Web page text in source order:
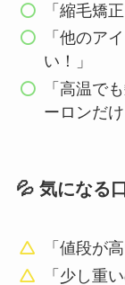
「縮毛矯
「他のア
い！」
「高温で
ーロンだけ
💦 気になる
「値段が
「少し重